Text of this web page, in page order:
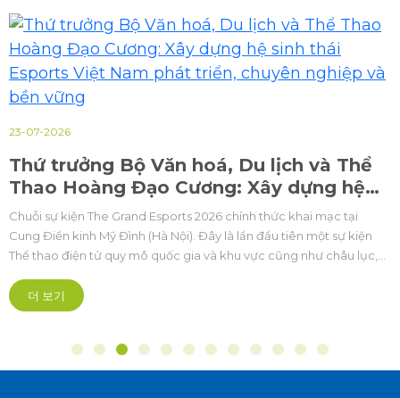
23-07-2026
Thứ trưởng Bộ Văn hoá, Du lịch và Thể
Thao Hoàng Đạo Cương: Xây dựng hệ
sinh thái Esports Việt Nam phát triển,
chuyên nghiệp và bền vững
Chuỗi sự kiện The Grand Esports 2026 chính thức khai mạc tại
Cung Điền kinh Mỹ Đình (Hà Nội). Đây là lần đầu tiên một sự kiện
Thể thao điện tử quy mô quốc gia và khu vực cũng như châu lục,
hướng chuyên nghiệp hóa sâu sắc.
더 보기